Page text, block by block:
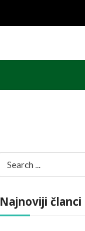
for:
Najnoviji članci